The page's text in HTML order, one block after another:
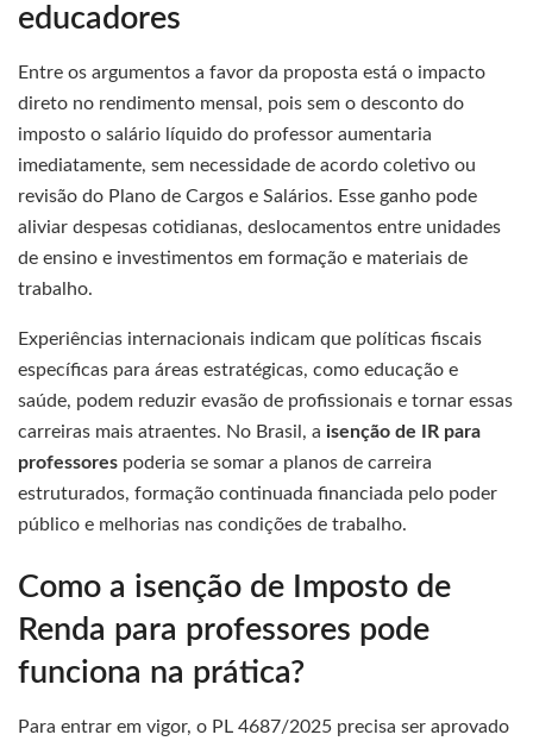
educadores
Entre os argumentos a favor da proposta está o impacto
direto no rendimento mensal, pois sem o desconto do
imposto o salário líquido do professor aumentaria
imediatamente, sem necessidade de acordo coletivo ou
revisão do Plano de Cargos e Salários. Esse ganho pode
aliviar despesas cotidianas, deslocamentos entre unidades
de ensino e investimentos em formação e materiais de
trabalho.
Experiências internacionais indicam que políticas fiscais
específicas para áreas estratégicas, como educação e
saúde, podem reduzir evasão de profissionais e tornar essas
carreiras mais atraentes. No Brasil, a isenção de IR para
professores poderia se somar a planos de carreira
estruturados, formação continuada financiada pelo poder
público e melhorias nas condições de trabalho.
Como a isenção de Imposto de
Renda para professores pode
funciona na prática?
Para entrar em vigor, o PL 4687/2025 precisa ser aprovado